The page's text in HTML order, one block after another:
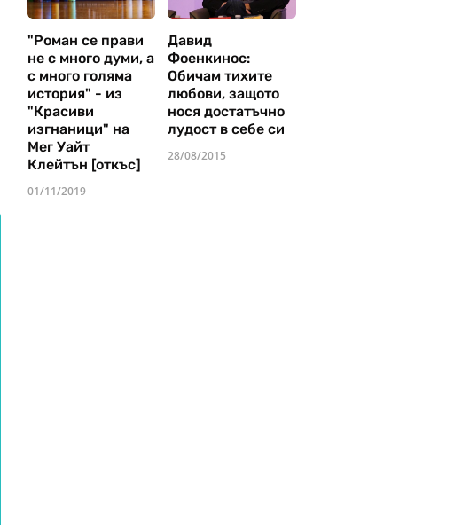
"Роман се прави
не с много думи, а
с много голяма
история" - из
"Красиви
изгнаници" на
Мег Уайт
Клейтън [откъс]
01/11/2019
Давид
Фоенкинос:
Обичам тихите
любови, защото
нося достатъчно
лудост в себе си
28/08/2015